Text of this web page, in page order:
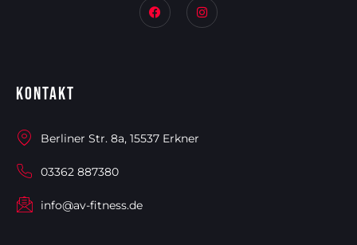
Kontakt
Berliner Str. 8a, 15537 Erkner
03362 887380
info@av-fitness.de